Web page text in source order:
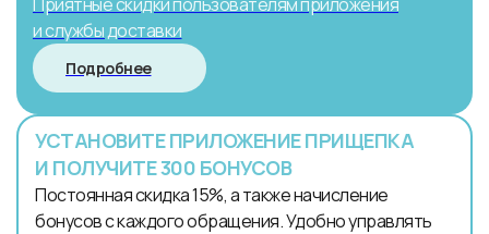
и службы доставки
Подробнее
УСТАНОВИТЕ ПРИЛОЖЕНИЕ ПРИЩЕПКА
И ПОЛУЧИТЕ 300 БОНУСОВ
Постоянная скидка 15%, а также начисление
бонусов с каждого обращения. Удобно управлять